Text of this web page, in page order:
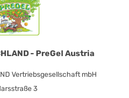
- PreGel Austria
Vertriebsgesellschaft mbH
3